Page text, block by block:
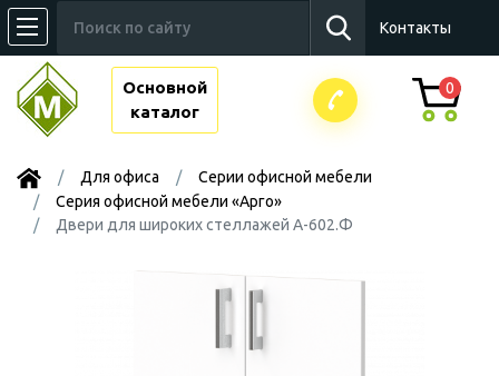
Контакты
Основной
каталог
0
Для офиса
Серии офисной мебели
Серия офисной мебели «Арго»
Двери для широких стеллажей А-602.Ф